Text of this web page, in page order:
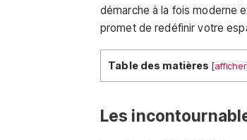
démarche à la fois moderne
promet de redéfinir votre
Table des matières [afficher
Les